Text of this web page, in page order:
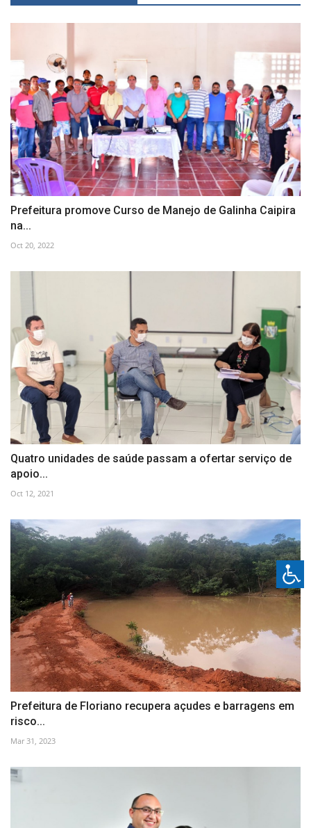
Prefeitura promove Curso de Manejo de Galinha Caipira
na...
Oct 20, 2022
Quatro unidades de saúde passam a ofertar serviço de
apoio...
Oct 12, 2021
Prefeitura de Floriano recupera açudes e barragens em
risco...
Mar 31, 2023